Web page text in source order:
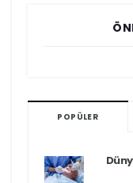
POPÜLER